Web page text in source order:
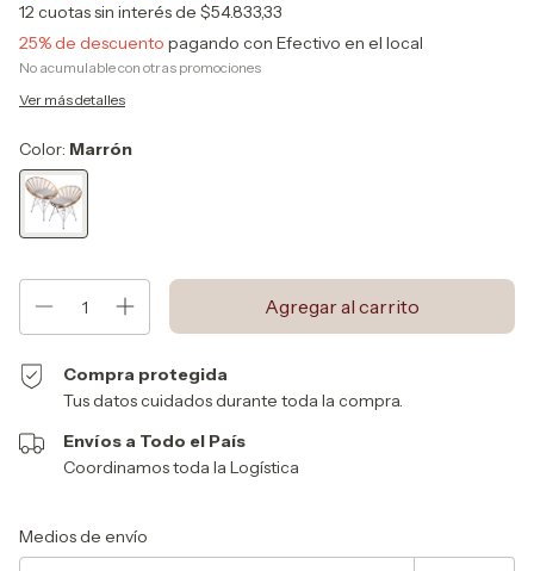
12cuotas sin interés de $54.833,33
25% de descuento pagando con Efectivo en el local
No acumulable con otras promociones
Ver más detalles
Color: Marrón
Compra protegida
Tus datos cuidados durante toda la compra.
Envíos a Todo el País
Coordinamos toda la Logística
Entregas para el CP:
Medios de envío